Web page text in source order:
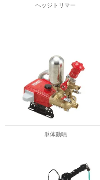
ヘッジトリマー
単体動噴